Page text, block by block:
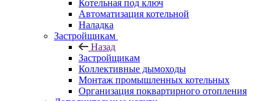
Котельная под ключ
Автоматизация котельной
Наладка
Застройщикам
Назад
Застройщикам
Коллективные дымоходы
Монтаж промышленных котельных
Организация поквартирного отопления